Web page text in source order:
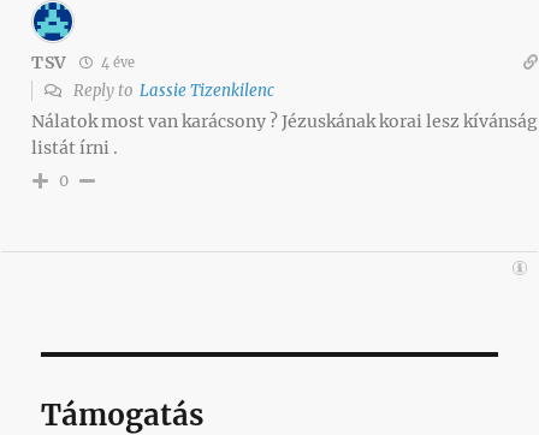
TSV 4 éve
Reply to Lassie Tizenkilenc
Nálatok most van karácsony ? Jézuskának korai lesz kívánság
listát írni .
0
Támogatás